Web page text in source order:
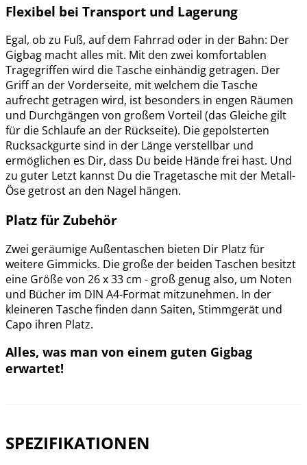
Flexibel bei Transport und Lagerung
Egal, ob zu Fuß, auf dem Fahrrad oder in der Bahn: Der
Gigbag macht alles mit. Mit den zwei komfortablen
Tragegriffen wird die Tasche einhändig getragen. Der
Griff an der Vorderseite, mit welchem die Tasche
aufrecht getragen wird, ist besonders in engen Räumen
und Durchgängen von großem Vorteil (das Gleiche gilt
für die Schlaufe an der Rückseite). Die gepolsterten
Rucksackgurte sind in der Länge verstellbar und
ermöglichen es Dir, dass Du beide Hände frei hast. Und
zu guter Letzt kannst Du die Tragetasche mit der Metall-
Öse getrost an den Nagel hängen.
Platz für Zubehör
Zwei geräumige Außentaschen bieten Dir Platz für
weitere Gimmicks. Die große der beiden Taschen besitzt
eine Größe von 26 x 33 cm - groß genug also, um Noten
und Bücher im DIN A4-Format mitzunehmen. In der
kleineren Tasche finden dann Saiten, Stimmgerät und
Capo ihren Platz.
Alles, was man von einem guten Gigbag
erwartet!
SPEZIFIKATIONEN